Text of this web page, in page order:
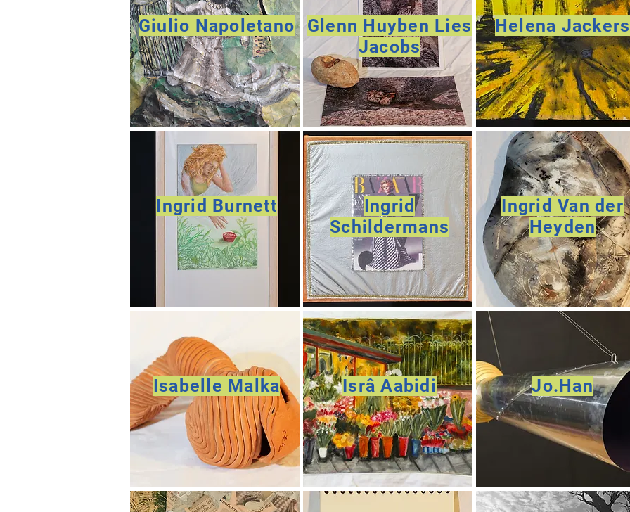
Giulio Napoletano
Ingrid Burnett
Isabelle Malka
Glenn Huyben Lies
Jacobs
Ingrid
Schildermans
Isrâ Aabidi
Helena Jackers
Ingrid Van der
Heyden
Jo.Han